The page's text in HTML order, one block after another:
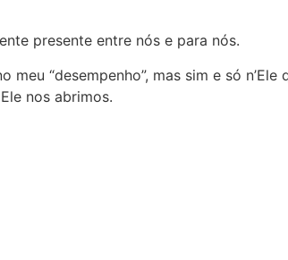
presente entre nós e para nós.
“desempenho”, mas sim e só n’Ele
nos abrimos.